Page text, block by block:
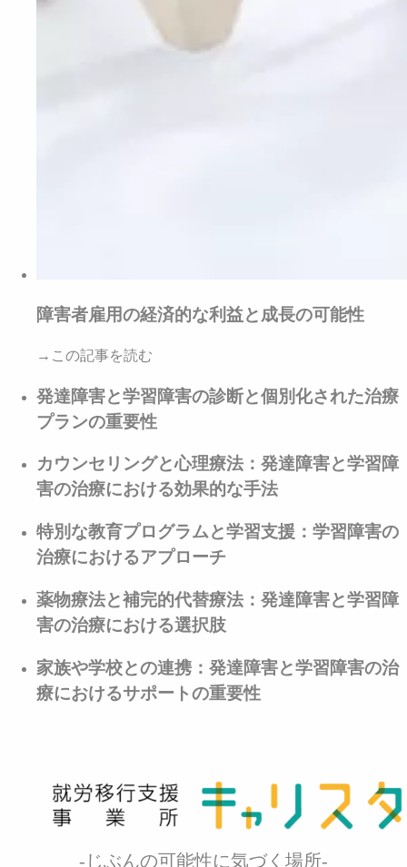
障害者雇用の経済的な利益と成長の可能性
→この記事を読む
発達障害と学習障害の診断と個別化された治療
プランの重要性
カウンセリングと心理療法：発達障害と学習障
害の治療における効果的な手法
特別な教育プログラムと学習支援：学習障害の
治療におけるアプローチ
薬物療法と補完的代替療法：発達障害と学習障
害の治療における選択肢
家族や学校との連携：発達障害と学習障害の治
療におけるサポートの重要性
-じぶんの可能性に気づく場所-